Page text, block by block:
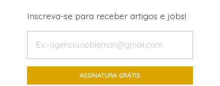
Inscreva-se para receber artigos e jobs!